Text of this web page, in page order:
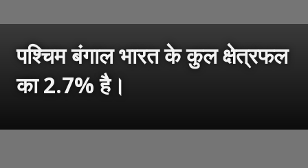
पश्चिम बंगाल भारत के कुल क्षेत्रफल
का 2.7% है।